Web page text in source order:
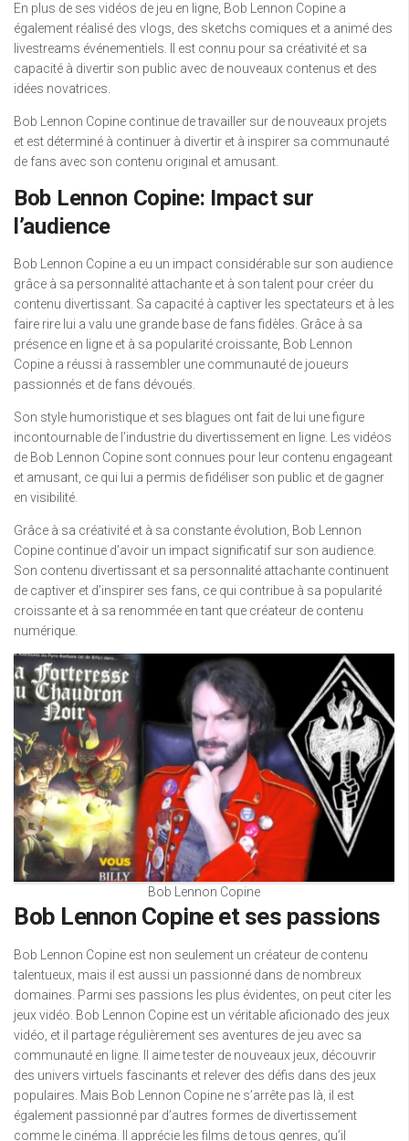
En plus de ses vidéos de jeu en ligne, Bob Lennon Copine a
également réalisé des vlogs, des sketchs comiques et a animé des
livestreams événementiels. Il est connu pour sa créativité et sa
capacité à divertir son public avec de nouveaux contenus et des
idées novatrices.
Bob Lennon Copine continue de travailler sur de nouveaux projets
et est déterminé à continuer à divertir et à inspirer sa communauté
de fans avec son contenu original et amusant.
Bob Lennon Copine: Impact sur
l’audience
Bob Lennon Copine a eu un impact considérable sur son audience
grâce à sa personnalité attachante et à son talent pour créer du
contenu divertissant. Sa capacité à captiver les spectateurs et à les
faire rire lui a valu une grande base de fans fidèles. Grâce à sa
présence en ligne et à sa popularité croissante, Bob Lennon
Copine a réussi à rassembler une communauté de joueurs
passionnés et de fans dévoués.
Son style humoristique et ses blagues ont fait de lui une figure
incontournable de l’industrie du divertissement en ligne. Les vidéos
de Bob Lennon Copine sont connues pour leur contenu engageant
et amusant, ce qui lui a permis de fidéliser son public et de gagner
en visibilité.
Grâce à sa créativité et à sa constante évolution, Bob Lennon
Copine continue d’avoir un impact significatif sur son audience.
Son contenu divertissant et sa personnalité attachante continuent
de captiver et d’inspirer ses fans, ce qui contribue à sa popularité
croissante et à sa renommée en tant que créateur de contenu
numérique.
Bob Lennon Copine
Bob Lennon Copine et ses passions
Bob Lennon Copine est non seulement un créateur de contenu
talentueux, mais il est aussi un passionné dans de nombreux
domaines. Parmi ses passions les plus évidentes, on peut citer les
jeux vidéo. Bob Lennon Copine est un véritable aficionado des jeux
vidéo, et il partage régulièrement ses aventures de jeu avec sa
communauté en ligne. Il aime tester de nouveaux jeux, découvrir
des univers virtuels fascinants et relever des défis dans des jeux
populaires. Mais Bob Lennon Copine ne s’arrête pas là, il est
également passionné par d’autres formes de divertissement
comme le cinéma. Il apprécie les films de tous genres, qu’il